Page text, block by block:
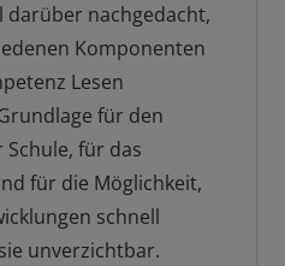
darüber nachgedacht,
Komponenten
Lesen
für den
für das
für die Möglichkeit,
schnell
unverzichtbar.